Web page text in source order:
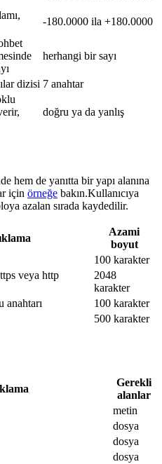
-180.0000 ila +180.0000
herhangi bir sayı
dizisi 7 anahtar
doğru ya da yanlış
hem de yanıtta bir yapı alanına
için örneğe bakın.Kullanıcıya
azalan sırada kaydedilir.
Azami
boyut
100 karakter
veya http
2048
karakter
anahtarı
100 karakter
500 karakter
Gerekli
alanlar
metin
dosya
dosya
dosya